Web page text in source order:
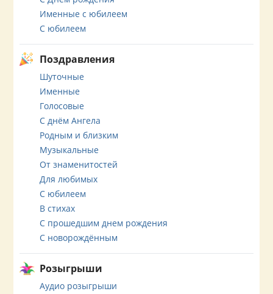
Именные с юбилеем
С юбилеем
Поздравления
Шуточные
Именные
Голосовые
С днём Ангела
Родным и близким
Музыкальные
От знаменитостей
Для любимых
С юбилеем
В стихах
С прошедшим днем рождения
С новорождённым
Розыгрыши
Аудио розыгрыши